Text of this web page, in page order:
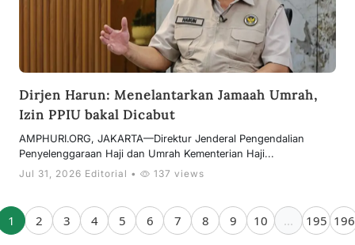
Dirjen Harun: Menelantarkan Jamaah Umrah,
Izin PPIU bakal Dicabut
AMPHURI.ORG, JAKARTA—Direktur Jenderal Pengendalian
Penyelenggaraan Haji dan Umrah Kementerian Haji...
Jul 31, 2026 Editorial • 137 views
1 2 3 4 5 6 7 8 9 10 ... 195 196